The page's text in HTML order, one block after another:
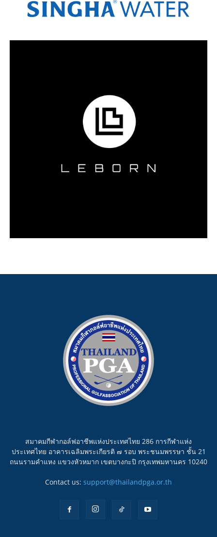
สมาคมกีฬากอล์ฟอาชีพแห่งประเทศไทย 286 การกีฬาแห่ง
ประเทศไทย อาคารเฉลิมพระเกียรติ ๗ รอบ พระชนมพรรษา ชั้น 21
ถนนรามคำแหง แขวงหัวหมาก เขตบางกะปิ กรุงเทพมหานคร 10240
Contact us: support@thailandpga.or.th